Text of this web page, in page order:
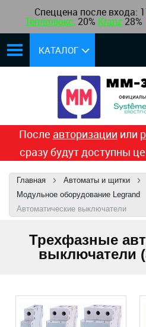
Спеццена после входа:
Теплолюкс, 20% Kranz 28%
КАТАЛОГ
После авторизации или
сразу будут доступны
Главная
Автоматы и щитки
Модульное оборудование Legrand
Автоматические выключатели
Трехфазные
выключатели